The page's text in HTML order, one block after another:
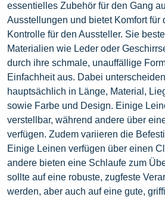
essentielles Zubehör für den Gang
Ausstellungen und bietet Komfort für
Kontrolle für den Aussteller. Sie
Materialien wie Leder oder
durch ihre schmale, unauffällige
Einfachheit aus. Dabei
hauptsächlich in Länge, Material,
sowie Farbe und Design. Einige
verstellbar, während andere über
verfügen. Zudem variieren die
Einige Leinen verfügen über einen
andere bieten eine Schlaufe zum
sollte auf eine robuste, zugfeste
werden, aber auch auf eine gute,